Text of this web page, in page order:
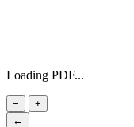
Loading PDF...
−
+
←